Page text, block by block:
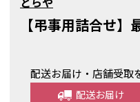
【弔事用詰合せ】
配送お届け・店舗受取
配送お届け